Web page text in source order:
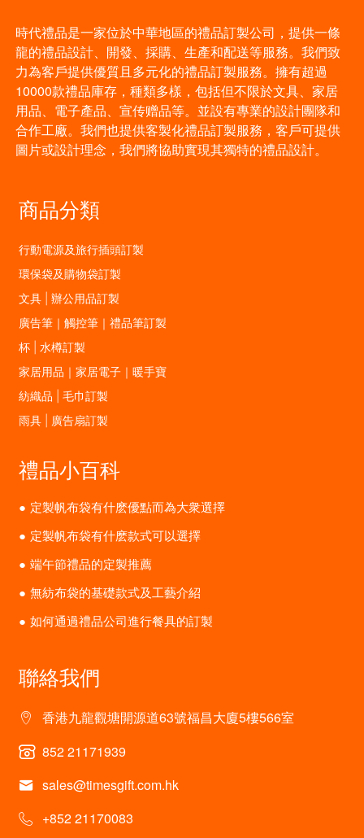
時代禮品是一家位於中華地區的禮品訂製公司，提供一條
龍的禮品設計、開發、採購、生產和配送等服務。我們致
力為客戶提供優質且多元化的禮品訂製服務。擁有超過
10000款禮品庫存，種類多樣，包括但不限於文具、家居
用品、電子產品、宣传赠品等。並設有專業的設計團隊和
合作工廠。我們也提供客製化禮品訂製服務，客戶可提供
圖片或設計理念，我們將協助實現其獨特的禮品設計。
商品分類
行動電源及旅行插頭訂製
環保袋及購物袋訂製
文具 | 辦公用品訂製
廣告筆｜觸控筆｜禮品筆訂製
杯 | 水樽訂製
家居用品｜家居電子｜暖手寶
紡織品 | 毛巾訂製
雨具 | 廣告扇訂製
禮品小百科
定製帆布袋有什麽優點而為大衆選擇
定製帆布袋有什麽款式可以選擇
端午節禮品的定製推薦
無紡布袋的基礎款式及工藝介紹
如何通過禮品公司進行餐具的訂製
聯絡我們
香港九龍觀塘開源道63號福昌大廈5樓566室
852 21171939
sales@timesgift.com.hk
+852 21170083